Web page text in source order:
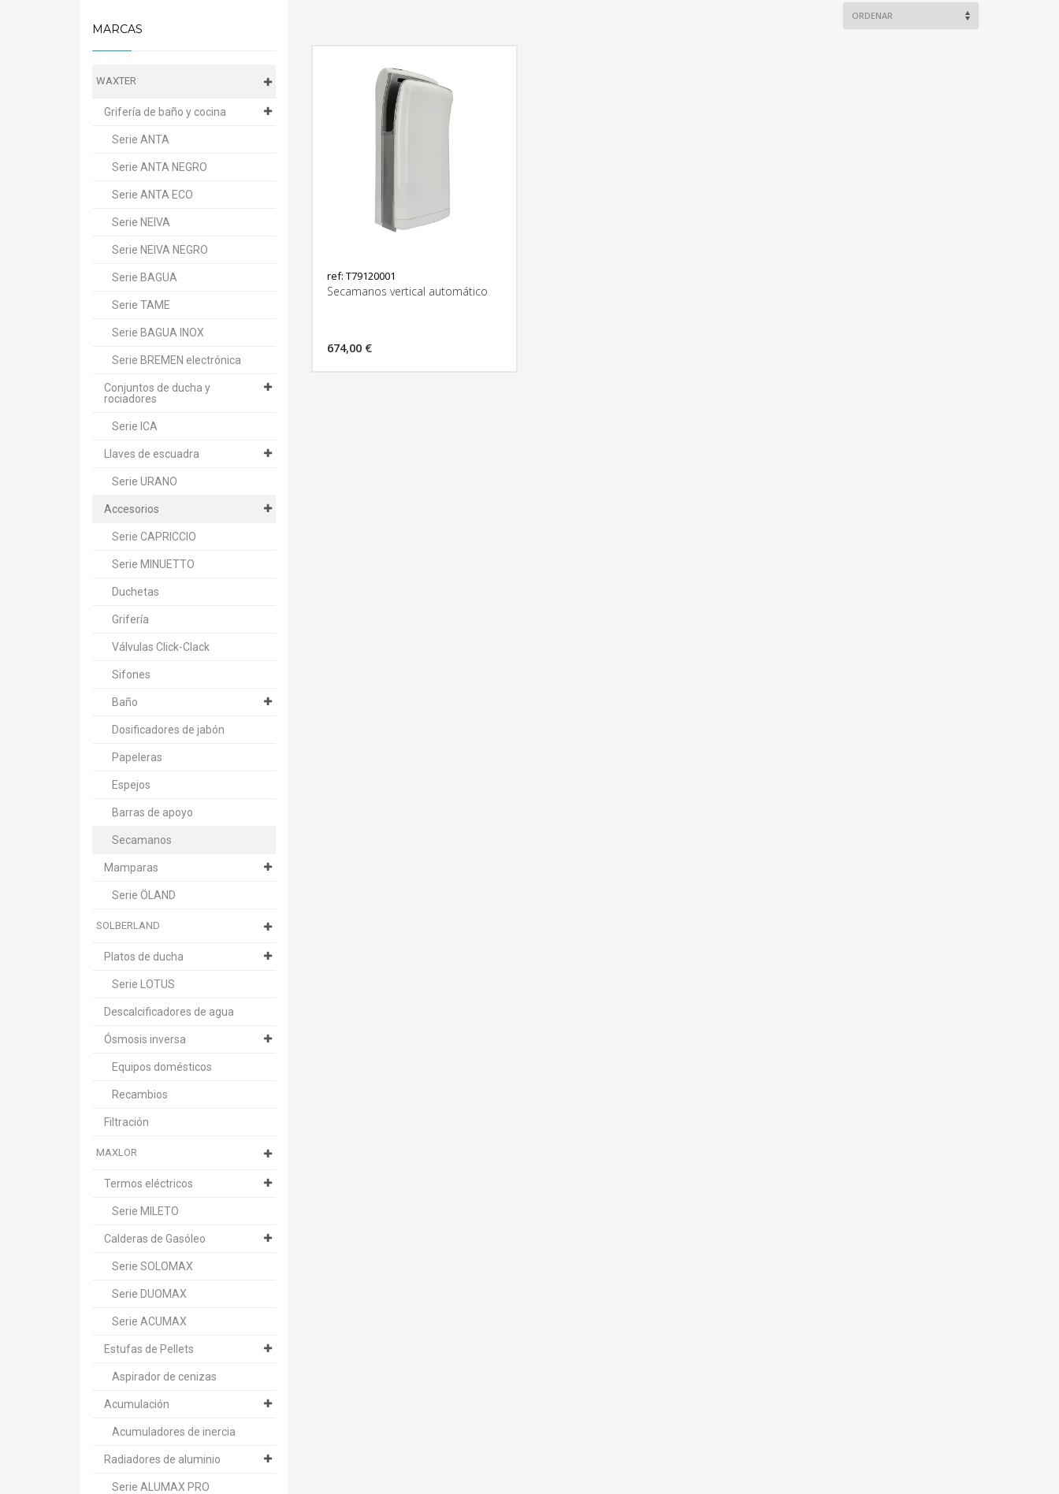
ref: T79120001
Secamanos vertical automático
674,00 €
MARCAS
WAXTER
Grifería de baño y cocina
Serie ANTA
Serie ANTA NEGRO
Serie ANTA ECO
Serie NEIVA
Serie NEIVA NEGRO
Serie BAGUA
Serie TAME
Serie BAGUA INOX
Serie BREMEN electrónica
Conjuntos de ducha y
rociadores
Serie ICA
Llaves de escuadra
Serie URANO
Accesorios
Serie CAPRICCIO
Serie MINUETTO
Duchetas
Grifería
Válvulas Click-Clack
Sifones
Baño
Dosificadores de jabón
Papeleras
Espejos
Barras de apoyo
Secamanos
Mamparas
Serie ÖLAND
SOLBERLAND
Platos de ducha
Serie LOTUS
Descalcificadores de agua
Ósmosis inversa
Equipos domésticos
Recambios
Filtración
MAXLOR
Termos eléctricos
Serie MILETO
Calderas de Gasóleo
Serie SOLOMAX
Serie DUOMAX
Serie ACUMAX
Estufas de Pellets
Aspirador de cenizas
Acumulación
Acumuladores de inercia
Radiadores de aluminio
Serie ALUMAX PRO